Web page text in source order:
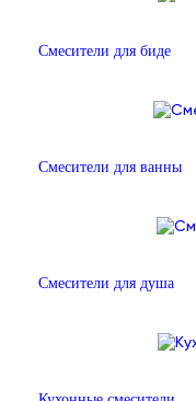
Смесители для биде
Смесители для ванны
Смесители для душа